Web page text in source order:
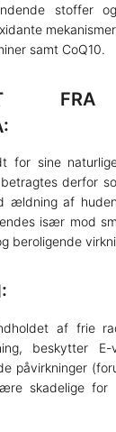
stoffer
samt CoQ10.
FRA
for sine
derfor
ældning af
især mod
beroligende
af frie
beskytter
påvirkninger
skadelige for